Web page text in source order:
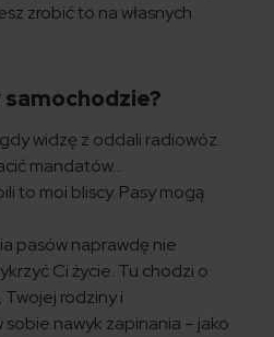
zrobić to na własnych
samochodzie?
widzę z oddali radiowóz.
mandatów…
to moi bliscy. Pasy mogą
pasów naprawdę nie
Ci życie. Tu chodzi o
rodziny i
sobie nawyk zapinania – jako